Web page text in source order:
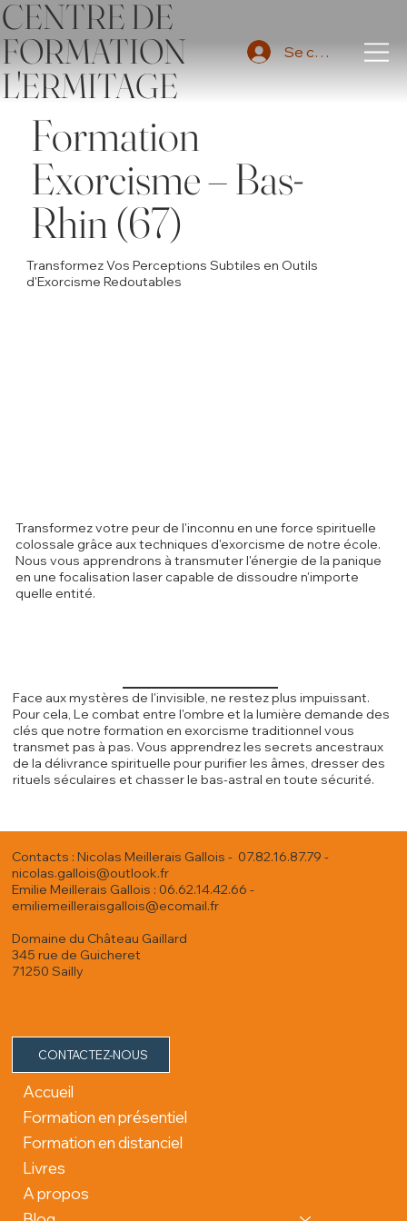
CENTRE DE
FORMATION
L'ERMITAGE
Se connecter
Formation
Exorcisme – Bas-
Rhin (67)
Transformez Vos Perceptions Subtiles en Outils
d'Exorcisme Redoutables
Transformez votre peur de l'inconnu en une force spirituelle
colossale grâce aux techniques d'exorcisme de notre école.
Nous vous apprendrons à transmuter l'énergie de la panique
en une focalisation laser capable de dissoudre n'importe
quelle entité.
Face aux mystères de l'invisible, ne restez plus impuissant.
Pour cela, Le combat entre l'ombre et la lumière demande des
clés que notre formation en exorcisme traditionnel vous
transmet pas à pas. Vous apprendrez les secrets ancestraux
de la délivrance spirituelle pour purifier les âmes, dresser des
rituels séculaires et chasser le bas-astral en toute sécurité.
Contacts : Nicolas Meillerais Gallois - 07.82.16.87.79 -
nicolas.gallois@outlook.fr
Emilie Meillerais Gallois : 06.62.14.42.66 -
emiliemeilleraisgallois@ecomail.fr
Domaine du Château Gaillard
345 rue de Guicheret
71250 Sailly
CONTACTEZ-NOUS
Accueil
Formation en présentiel
Formation en distanciel
Livres
A propos